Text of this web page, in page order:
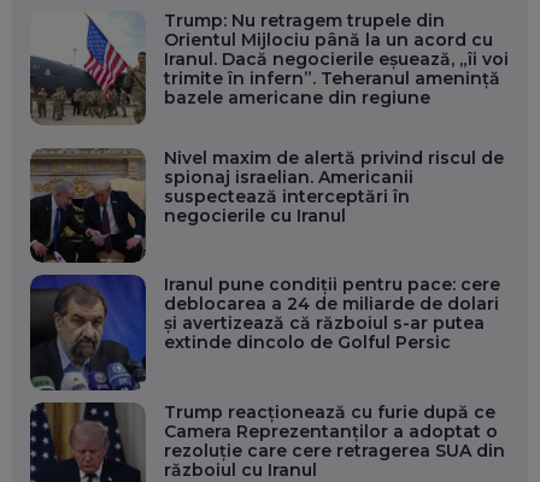
Trump: Nu retragem trupele din
Orientul Mijlociu până la un acord cu
Iranul. Dacă negocierile eșuează, „îi voi
trimite în infern”. Teheranul amenință
bazele americane din regiune
Nivel maxim de alertă privind riscul de
spionaj israelian. Americanii
suspectează interceptări în
negocierile cu Iranul
Iranul pune condiții pentru pace: cere
deblocarea a 24 de miliarde de dolari
și avertizează că războiul s-ar putea
extinde dincolo de Golful Persic
Trump reacționează cu furie după ce
Camera Reprezentanților a adoptat o
rezoluție care cere retragerea SUA din
războiul cu Iranul